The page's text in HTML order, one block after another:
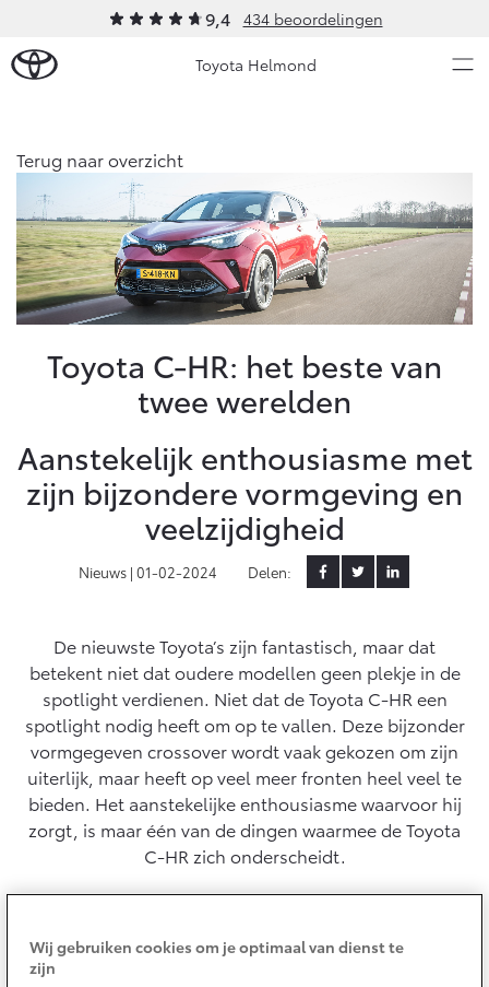
9,4 434 beoordelingen
Toyota Helmond
Ons bedrijf
Ons bedrijf
Contact en Route
Vacatures
Klantbeoordelingen
Modellen
Aygo X
HYBRIDE
Vanaf € 23.750,-
Yaris
HYBRIDE
Vanaf € 27.195,-
Vanaf € 31.895,-
Urban Cruiser
BATTERIJ-ELEKTRISCH
Vanaf € 32.995,-
Corolla Hatchback
HYBRIDE
Vanaf € 33.495,-
Corolla Touring Sports
HYBRIDE
Vanaf € 35.495,-
Occasions
Service & Onderhoud
Werkplaatsafspraak
Onderhoud op Maat
Airco check
Vakantiecheck
Hybride Zekerheid Controle
Toyota handleidingen
Toyota Service Informatie (SIL)
Schade & Garantie
Toyota Pechhulp
10 jaar Toyota garantie
Diensten
Bereken je maandbedrag
Private Lease voor ZZP
Financieren
Toyota Betaalplan
Thuislaadpakketten
Laadpas
Toyota voor de zaak
Leaserijder
ZZP
Wagenparkbeheer
Operational Lease
Contact en Route
Schade melden
Plan een proefrit
Bekijk de verwachte modellen
Terug naar overzicht
Toyota C-HR: het beste van
twee werelden
Aanstekelijk enthousiasme met
zijn bijzondere vormgeving en
veelzijdigheid
Nieuws | 01-02-2024 Delen:
De nieuwste Toyota’s zijn fantastisch, maar dat
betekent niet dat oudere modellen geen plekje in de
spotlight verdienen. Niet dat de Toyota C-HR een
spotlight nodig heeft om op te vallen. Deze bijzonder
vormgegeven crossover wordt vaak gekozen om zijn
uiterlijk, maar heeft op veel meer fronten heel veel te
bieden. Het aanstekelijke enthousiasme waarvoor hij
zorgt, is maar één van de dingen waarmee de Toyota
C-HR zich onderscheidt.
Wij gebruiken cookies om je optimaal van dienst te
zijn